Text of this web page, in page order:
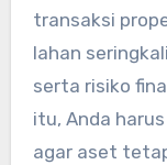
transaksi
lahan
serta risiko
itu, Anda
agar aset